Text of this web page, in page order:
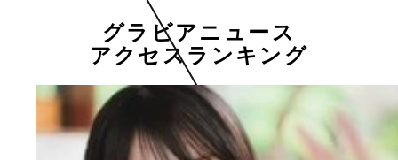
グラビアニュース
アクセスランキング